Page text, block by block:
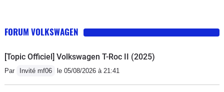
FORUM VOLKSWAGEN
[Topic Officiel] Volkswagen T-Roc II (2025)
Par Invité mf06 le 05/08/2026 à 21:41